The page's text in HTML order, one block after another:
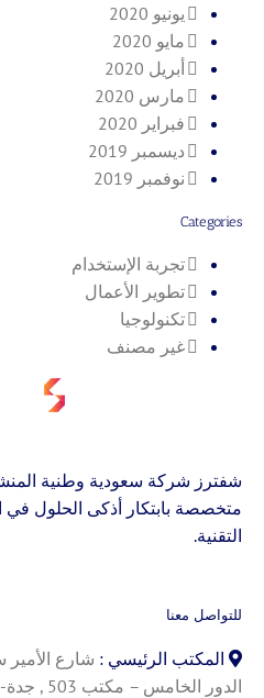
يونيو 2020
مايو 2020
أبريل 2020
مارس 2020
فبراير 2020
ديسمبر 2019
نوفمبر 2019
Categories
تجربة الإستخدام
تطوير الأعمال
تكنولوجيا
غير مصنف
شفترز شركة سعودية وطنية
متخصصة بابتكار أذكى الحلول في
التقنية.
للتواصل معنا
المكتب الرئيسي : شارع الأمير
الدور الخامس – مكتب 503 , جدة-السعودية